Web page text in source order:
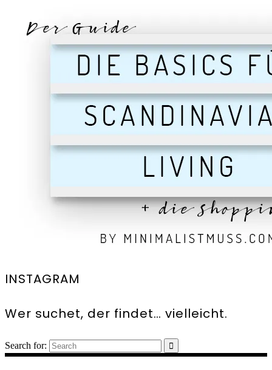
INSTAGRAM
Wer suchet, der findet… vielleicht.
Search for: